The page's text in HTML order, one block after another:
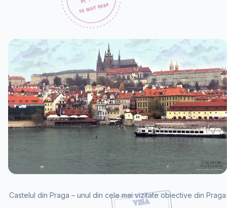
Castelul din Praga – unul din cele mai vizitate obiective din Praga